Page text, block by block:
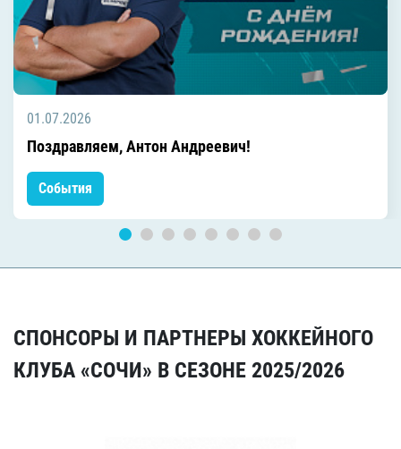
01.07.2026
Поздравляем, Антон Андреевич!
События
СПОНСОРЫ И ПАРТНЕРЫ ХОККЕЙНОГО
КЛУБА «СОЧИ» В СЕЗОНЕ 2025/2026